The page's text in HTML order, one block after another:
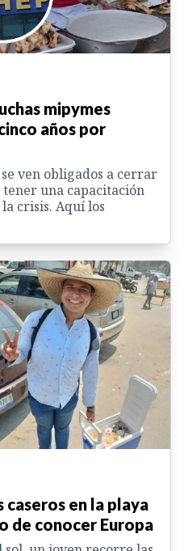
mipymes
años por
ven obligados a cerrar
tener una capacitación
crisis. Aquí los
en la playa
de conocer Europa